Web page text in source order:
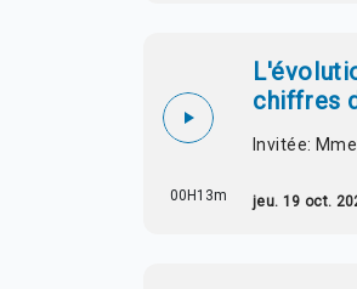
00H13m
chiffres
Invitée:
jeu. 19 oct.